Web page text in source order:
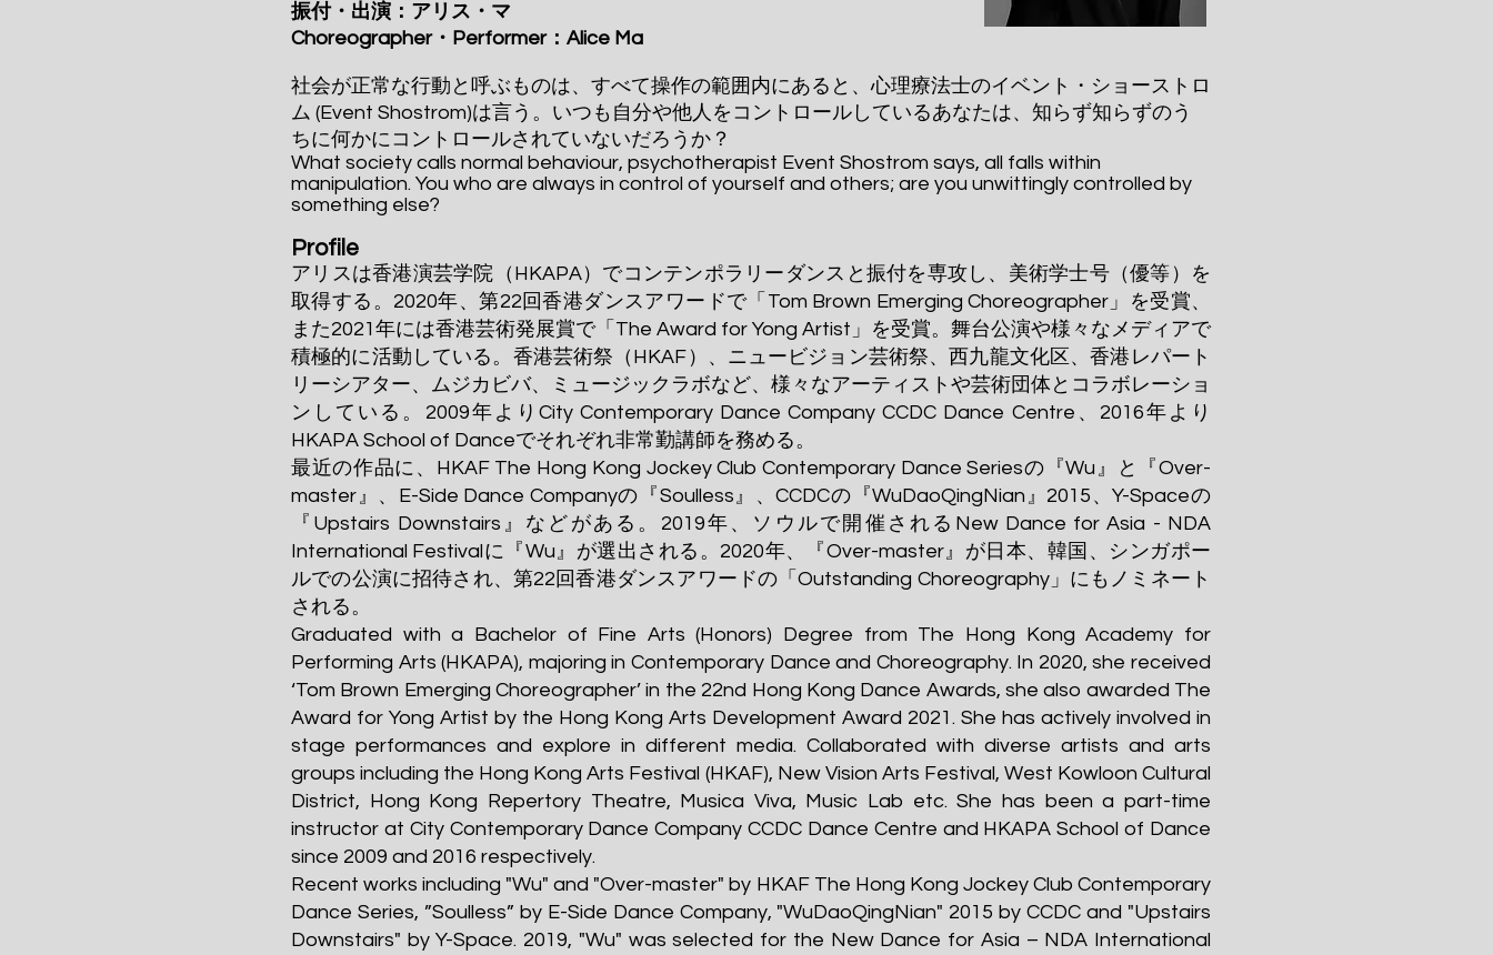
振付・出演：アリス・マ
Choreographer・Performer：Alice Ma
社会が正常な行動と呼ぶものは、すべて操作の範囲内にあると、心理療法士のイベント・ショーストロ
ム (Event Shostrom)は言う。いつも自分や他人をコントロールしているあなたは、知らず知らずのう
ちに何かにコントロールされていないだろうか？
​What society calls normal behaviour, psychotherapist Event Shostrom says, all falls within
manipulation. You who are always in control of yourself and others; are you unwittingly controlled by
something else?
Profile
アリスは香港演芸学院（HKAPA）でコンテンポラリーダンスと振付を専攻し、美術学士号（優等）を
取得する。2020年、第22回香港ダンスアワードで「Tom Brown Emerging Choreographer」を受賞、
また2021年には香港芸術発展賞で「The Award for Yong Artist」を受賞。舞台公演や様々なメディアで
積極的に活動している。香港芸術祭（HKAF）、ニュービジョン芸術祭、西九龍文化区、香港レパート
リーシアター、ムジカビバ、ミュージックラボなど、様々なアーティストや芸術団体とコラボレーショ
ンしている。2009年よりCity Contemporary Dance Company CCDC Dance Centre、2016年より
HKAPA School of Danceでそれぞれ非常勤講師を務める。
最近の作品に、HKAF The Hong Kong Jockey Club Contemporary Dance Seriesの『Wu』と『Over-
master』、E-Side Dance Companyの『Soulless』、CCDCの『WuDaoQingNian』2015、Y-Spaceの
『Upstairs Downstairs』などがある。2019年、ソウルで開催されるNew Dance for Asia - NDA
International Festivalに『Wu』が選出される。2020年、『Over-master』が日本、韓国、シンガポー
ルでの公演に招待され、第22回香港ダンスアワードの「Outstanding Choreography」にもノミネート
される。
Graduated with a Bachelor of Fine Arts (Honors) Degree from The Hong Kong Academy for
Performing Arts (HKAPA), majoring in Contemporary Dance and Choreography. In 2020, she received
‘Tom Brown Emerging Choreographer’ in the 22nd Hong Kong Dance Awards, she also awarded The
Award for Yong Artist by the Hong Kong Arts Development Award 2021. She has actively involved in
stage performances and explore in different media. Collaborated with diverse artists and arts
groups including the Hong Kong Arts Festival (HKAF), New Vision Arts Festival, West Kowloon Cultural
District, Hong Kong Repertory Theatre, Musica Viva, Music Lab etc. She has been a part-time
instructor at City Contemporary Dance Company CCDC Dance Centre and HKAPA School of Dance
since 2009 and 2016 respectively.
Recent works including "Wu" and "Over-master" by HKAF The Hong Kong Jockey Club Contemporary
Dance Series, ”Soulless” by E-Side Dance Company, "WuDaoQingNian" 2015 by CCDC and "Upstairs
Downstairs" by Y-Space. 2019, "Wu" was selected for the New Dance for Asia – NDA International